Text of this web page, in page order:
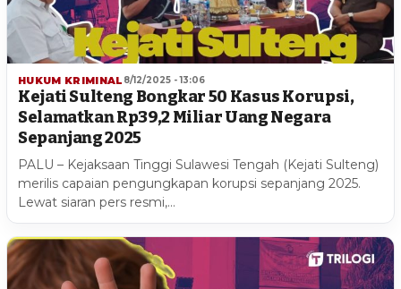
HUKUM KRIMINAL 8/12/2025 - 13:06
Kejati Sulteng Bongkar 50 Kasus Korupsi,
Selamatkan Rp39,2 Miliar Uang Negara
Sepanjang 2025
PALU – Kejaksaan Tinggi Sulawesi Tengah (Kejati Sulteng)
merilis capaian pengungkapan korupsi sepanjang 2025.
Lewat siaran pers resmi,…